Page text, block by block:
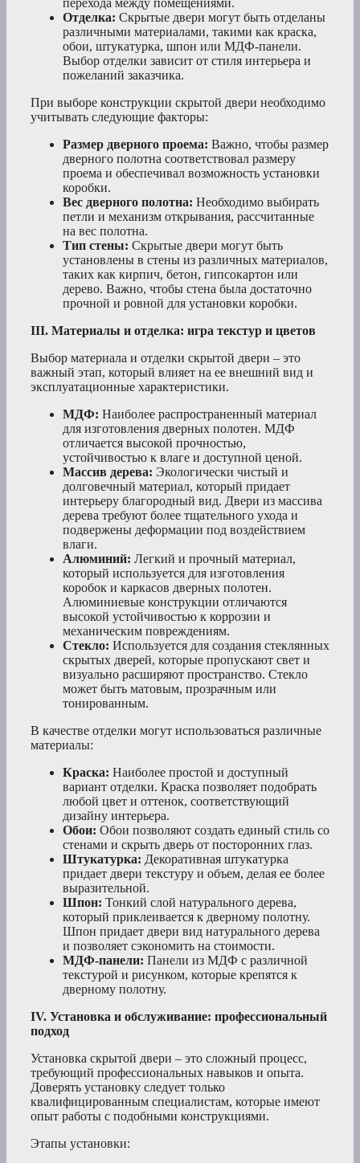
перехода между помещениями.
Отделка: Скрытые двери могут быть отделаны
различными материалами, такими как краска,
обои, штукатурка, шпон или МДФ-панели.
Выбор отделки зависит от стиля интерьера и
пожеланий заказчика.
При выборе конструкции скрытой двери необходимо
учитывать следующие факторы:
Размер дверного проема: Важно, чтобы размер
дверного полотна соответствовал размеру
проема и обеспечивал возможность установки
коробки.
Вес дверного полотна: Необходимо выбирать
петли и механизм открывания, рассчитанные
на вес полотна.
Тип стены: Скрытые двери могут быть
установлены в стены из различных материалов,
таких как кирпич, бетон, гипсокартон или
дерево. Важно, чтобы стена была достаточно
прочной и ровной для установки коробки.
III. Материалы и отделка: игра текстур и цветов
Выбор материала и отделки скрытой двери – это
важный этап, который влияет на ее внешний вид и
эксплуатационные характеристики.
МДФ: Наиболее распространенный материал
для изготовления дверных полотен. МДФ
отличается высокой прочностью,
устойчивостью к влаге и доступной ценой.
Массив дерева: Экологически чистый и
долговечный материал, который придает
интерьеру благородный вид. Двери из массива
дерева требуют более тщательного ухода и
подвержены деформации под воздействием
влаги.
Алюминий: Легкий и прочный материал,
который используется для изготовления
коробок и каркасов дверных полотен.
Алюминиевые конструкции отличаются
высокой устойчивостью к коррозии и
механическим повреждениям.
Стекло: Используется для создания стеклянных
скрытых дверей, которые пропускают свет и
визуально расширяют пространство. Стекло
может быть матовым, прозрачным или
тонированным.
В качестве отделки могут использоваться различные
материалы:
Краска: Наиболее простой и доступный
вариант отделки. Краска позволяет подобрать
любой цвет и оттенок, соответствующий
дизайну интерьера.
Обои: Обои позволяют создать единый стиль со
стенами и скрыть дверь от посторонних глаз.
Штукатурка: Декоративная штукатурка
придает двери текстуру и объем, делая ее более
выразительной.
Шпон: Тонкий слой натурального дерева,
который приклеивается к дверному полотну.
Шпон придает двери вид натурального дерева
и позволяет сэкономить на стоимости.
МДФ-панели: Панели из МДФ с различной
текстурой и рисунком, которые крепятся к
дверному полотну.
IV. Установка и обслуживание: профессиональный
подход
Установка скрытой двери – это сложный процесс,
требующий профессиональных навыков и опыта.
Доверять установку следует только
квалифицированным специалистам, которые имеют
опыт работы с подобными конструкциями.
Этапы установки: